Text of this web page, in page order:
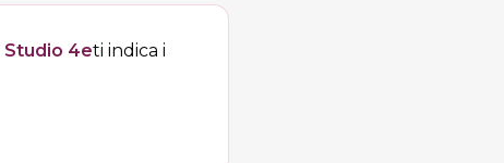
Studio 4eti indica i